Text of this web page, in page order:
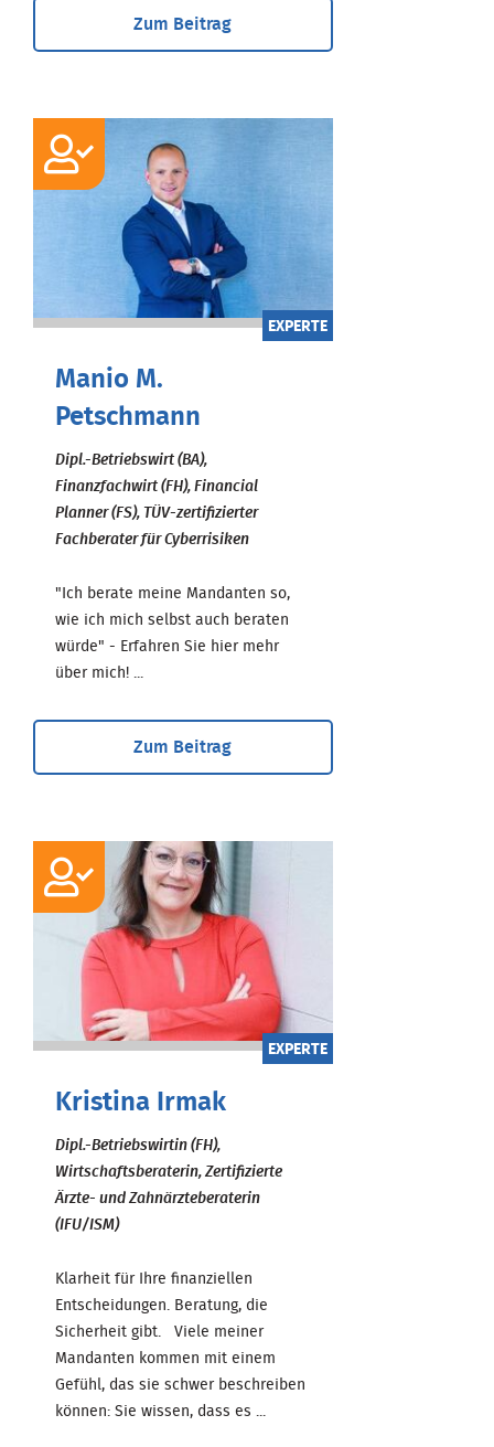
Zum Beitrag
EXPERTE
Manio M.
Petschmann
Dipl.-Betriebswirt (BA),
Finanzfachwirt (FH), Financial
Planner (FS), TÜV-zertifizierter
Fachberater für Cyberrisiken
"Ich berate meine Mandanten so,
wie ich mich selbst auch beraten
würde" - Erfahren Sie hier mehr
über mich! ...
Zum Beitrag
EXPERTE
Kristina Irmak
Dipl.-Betriebswirtin (FH),
Wirtschaftsberaterin, Zertifizierte
Ärzte- und Zahnärzteberaterin
(IFU/ISM)
Klarheit für Ihre finanziellen
Entscheidungen. Beratung, die
Sicherheit gibt. Viele meiner
Mandanten kommen mit einem
Gefühl, das sie schwer beschreiben
können: Sie wissen, dass es ...